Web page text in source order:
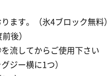
ます。（氷4ブロック無料）
後）
流してからご使用下さい
ジー横に1つ）